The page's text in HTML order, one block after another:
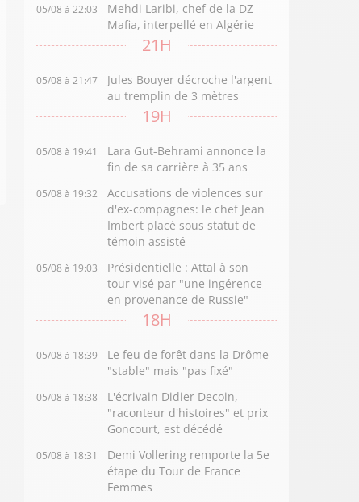
05/08 à 22:03
Mehdi Laribi, chef de la DZ
Mafia, interpellé en Algérie
21H
05/08 à 21:47
Jules Bouyer décroche l'argent
au tremplin de 3 mètres
19H
05/08 à 19:41
Lara Gut-Behrami annonce la
fin de sa carrière à 35 ans
05/08 à 19:32
Accusations de violences sur
d'ex-compagnes: le chef Jean
Imbert placé sous statut de
témoin assisté
05/08 à 19:03
Présidentielle : Attal à son
tour visé par "une ingérence
en provenance de Russie"
18H
05/08 à 18:39
Le feu de forêt dans la Drôme
"stable" mais "pas fixé"
05/08 à 18:38
L'écrivain Didier Decoin,
"raconteur d'histoires" et prix
Goncourt, est décédé
05/08 à 18:31
Demi Vollering remporte la 5e
étape du Tour de France
Femmes